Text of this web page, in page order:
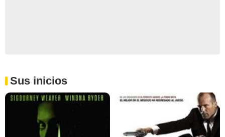
Sus inicios